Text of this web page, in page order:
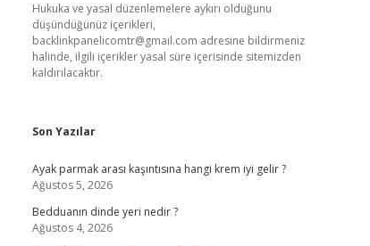
Hukuka ve yasal düzenlemelere aykırı olduğunu
düşündüğünüz içerikleri,
backlinkpanelicomtr@gmail.com adresine bildirmeniz
halinde, ilgili içerikler yasal süre içerisinde sitemizden
kaldırılacaktır.
Son Yazılar
Ayak parmak arası kaşıntısına hangi krem iyi gelir ?
Ağustos 5, 2026
Bedduanın dinde yeri nedir ?
Ağustos 4, 2026